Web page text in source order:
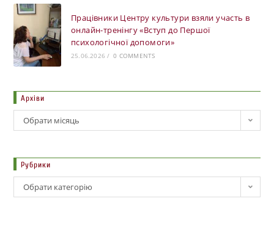
Працівники Центру культури взяли участь в
онлайн-тренінгу «Вступ до Першої
психологічної допомоги»
25.06.2026 / 0 COMMENTS
Архіви
Обрати місяць
Рубрики
Обрати категорію